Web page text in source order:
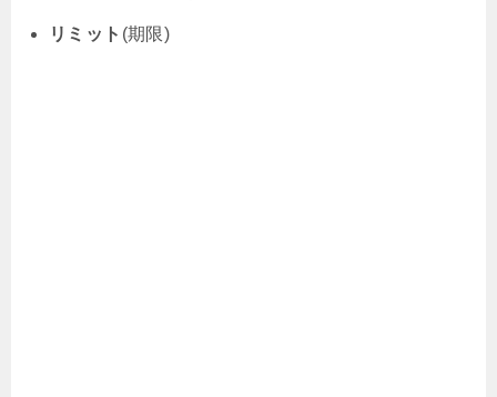
リミット (期限)